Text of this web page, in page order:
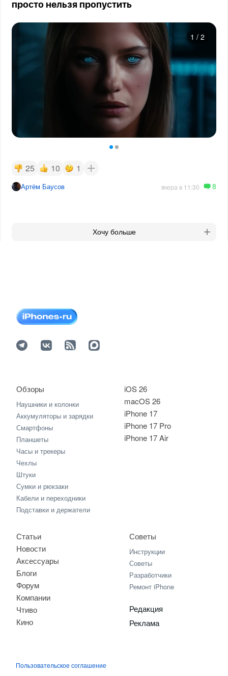
просто нельзя пропустить
1 / 2
25 10 1
Артём Баусов вчера в 11:30 8
Хочу больше
iOS 26
macOS 26
iPhone 17
iPhone 17 Pro
iPhone 17 Air
Обзоры
Наушники и колонки
Аккумуляторы и зарядки
Смартфоны
Планшеты
Часы и трекеры
Чехлы
Штуки
Сумки и рюкзаки
Кабели и переходники
Подставки и держатели
Статьи
Новости
Аксессуары
Блоги
Форум
Компании
Чтиво
Кино
Советы
Инструкции
Советы
Разработчики
Ремонт iPhone
Редакция
Реклама
Пользовательское соглашение